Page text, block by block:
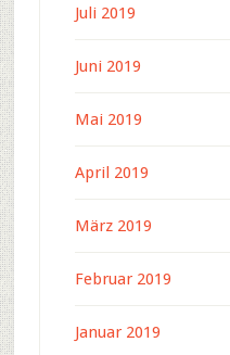
Juli 2019
Juni 2019
Mai 2019
April 2019
März 2019
Februar 2019
Januar 2019